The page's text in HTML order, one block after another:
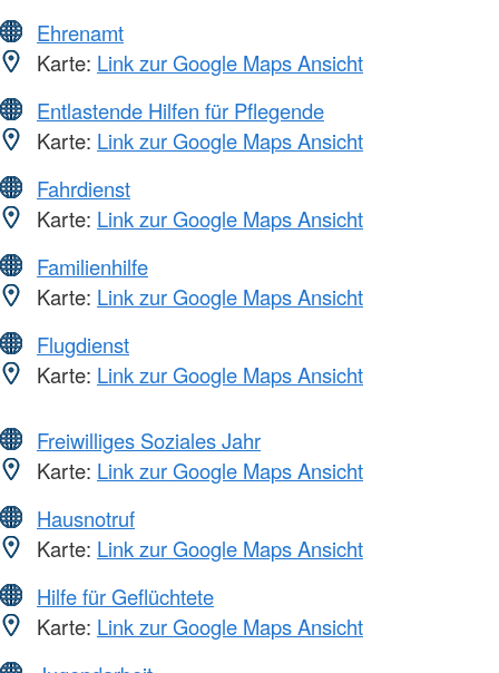
Ehrenamt
Karte: Link zur Google Maps Ansicht
Entlastende Hilfen für Pflegende
Karte: Link zur Google Maps Ansicht
Fahrdienst
Karte: Link zur Google Maps Ansicht
Familienhilfe
Karte: Link zur Google Maps Ansicht
Flugdienst
Karte: Link zur Google Maps Ansicht
Freiwilliges Soziales Jahr
Karte: Link zur Google Maps Ansicht
Hausnotruf
Karte: Link zur Google Maps Ansicht
Hilfe für Geflüchtete
Karte: Link zur Google Maps Ansicht